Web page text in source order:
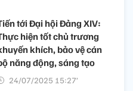
tới Đại hội Đảng XIV:
hiện tốt chủ trương
khích, bảo vệ cán
năng động, sáng tạo
24/07/2025 15:27’